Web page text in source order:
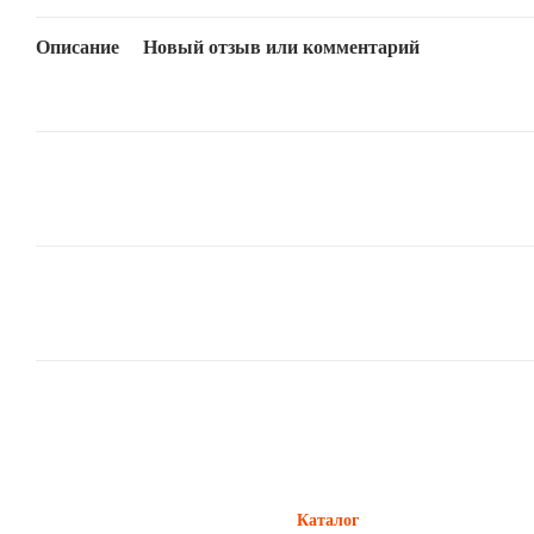
Описание Новый отзыв или комментарий
Каталог